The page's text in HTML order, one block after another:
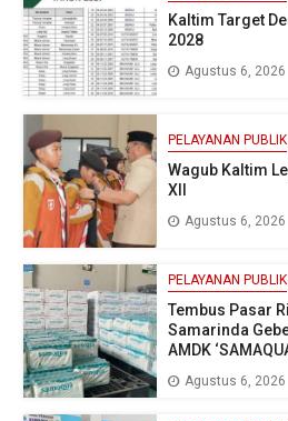
Kaltim Target
2028
Agustus 6, 2026
PELAYANAN PUBLIK
Wagub Kaltim
XII
Agustus 6, 2026
PELAYANAN PUBLIK
Tembus Pasar
Samarinda
AMDK
Agustus 6, 2026